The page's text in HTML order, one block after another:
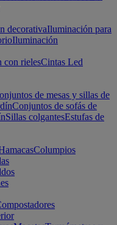
decorativaIluminación para
Iluminación
con rielesCintas Led
de mesas y sillas de
Conjuntos de sofás de
Sillas colgantesEstufas de
Columpios